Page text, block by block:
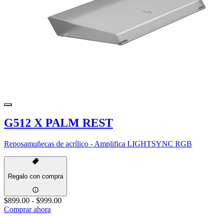
G512 X PALM REST
Reposamuñecas de acrílico - Amplifica LIGHTSYNC RGB
Regalo con compra
$899.00 - $999.00
Comprar ahora